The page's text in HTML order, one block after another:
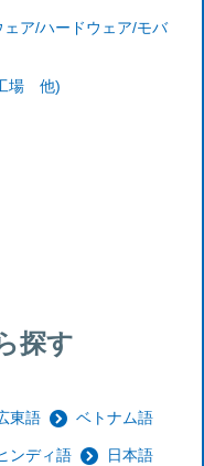
ア/ハードウェア/モバ
場 他)
探す
東語
ベトナム語
ンディ語 日本語